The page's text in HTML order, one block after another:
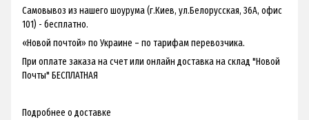
Самовывоз из нашего шоурума (г.Киев, ул.Белорусская, 36А, офис
101) - бесплатно.
«Новой почтой» по Украине – по тарифам перевозчика.
При оплате заказа на счет или онлайн доставка на склад "Новой
Почты" БЕСПЛАТНАЯ
Подробнее о доставке